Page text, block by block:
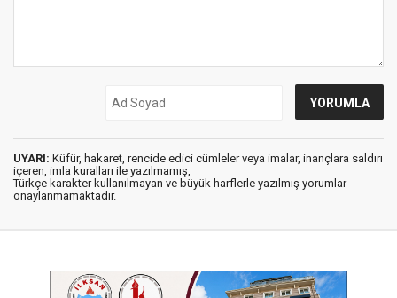
UYARI: Küfür, hakaret, rencide edici cümleler veya imalar, inançlara saldırı
içeren, imla kuralları ile yazılmamış,
Türkçe karakter kullanılmayan ve büyük harflerle yazılmış yorumlar
onaylanmamaktadır.